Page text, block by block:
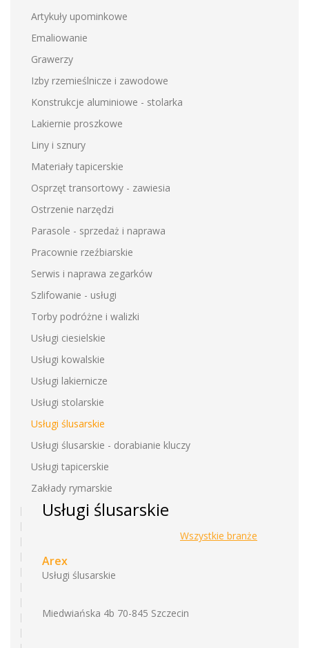
Artykuły upominkowe
Emaliowanie
Grawerzy
Izby rzemieślnicze i zawodowe
Konstrukcje aluminiowe - stolarka
Lakiernie proszkowe
Liny i sznury
Materiały tapicerskie
Osprzęt transortowy - zawiesia
Ostrzenie narzędzi
Parasole - sprzedaż i naprawa
Pracownie rzeźbiarskie
Serwis i naprawa zegarków
Szlifowanie - usługi
Torby podróżne i walizki
Usługi ciesielskie
Usługi kowalskie
Usługi lakiernicze
Usługi stolarskie
Usługi ślusarskie
Usługi ślusarskie - dorabianie kluczy
Usługi tapicerskie
Zakłady rymarskie
Usługi ślusarskie
Wszystkie branże
Arex
Usługi ślusarskie
Miedwiańska 4b 70-845 Szczecin